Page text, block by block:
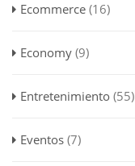
Ecommerce (16)
Economy (9)
Entretenimiento (55)
Eventos (7)